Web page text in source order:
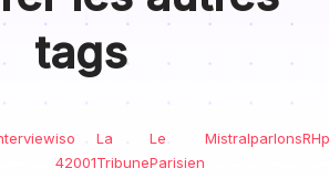
tags
iso
42001
La
Tribune
Le
Parisien
MistralparlonsRH